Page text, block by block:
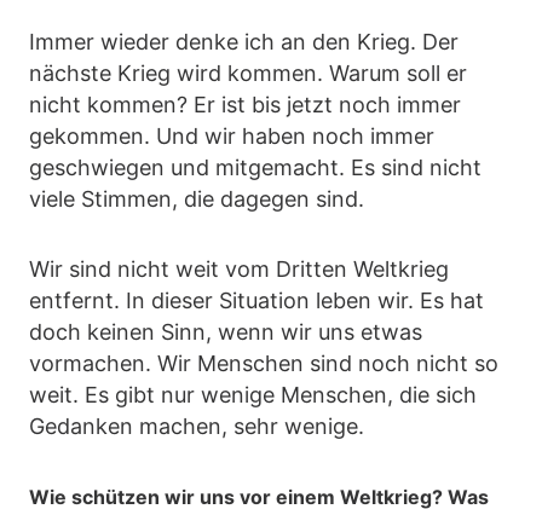
Immer wieder denke ich an den Krieg. Der
nächste Krieg wird kommen. Warum soll er
nicht kommen? Er ist bis jetzt noch immer
gekommen. Und wir haben noch immer
geschwiegen und mitgemacht. Es sind nicht
viele Stimmen, die dagegen sind.
Wir sind nicht weit vom Dritten Weltkrieg
entfernt. In dieser Situation leben wir. Es hat
doch keinen Sinn, wenn wir uns etwas
vormachen. Wir Menschen sind noch nicht so
weit. Es gibt nur wenige Menschen, die sich
Gedanken machen, sehr wenige.
Wie schützen wir uns vor einem Weltkrieg? Was